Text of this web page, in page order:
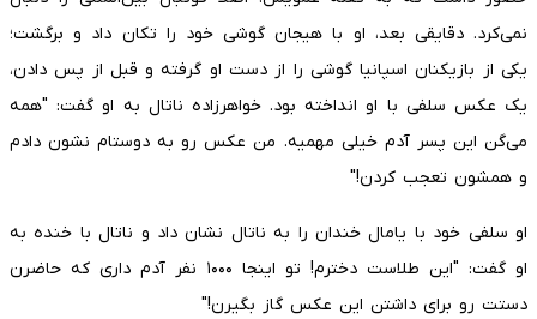
نمی‌کرد. دقایقی بعد، او با هیجان گوشی خود را تکان داد و برگشت؛
یکی از بازیکنان اسپانیا گوشی را از دست او گرفته و قبل از پس دادن،
یک عکس سلفی با او انداخته بود. خواهرزاده ناتال به او گفت: "همه
می‌گن این پسر آدم خیلی مهمیه. من عکس رو به دوستام نشون دادم
و همشون تعجب کردن!"
او سلفی خود با یامال خندان را به ناتال نشان داد و ناتال با خنده به
او گفت: "این طلاست دخترم! تو اینجا ۱۰۰۰ نفر آدم داری که حاضرن
دستت رو برای داشتن این عکس گاز بگیرن!"